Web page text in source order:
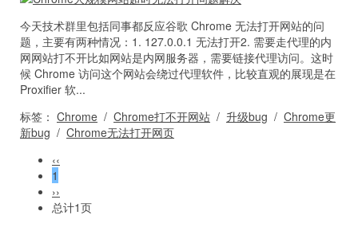
今天技术群里包括同事都反应谷歌 Chrome 无法打开网站的问
题，主要有两种情况：1. 127.0.0.1 无法打开2. 需要走代理的内
网网站打不开比如网站是内网服务器，需要链接代理访问。这时
候 Chrome 访问这个网站会绕过代理软件，比较直观的展现是在
Proxifier 软...
标签： Chrome / Chrome打不开网站 / 升级bug / Chrome更
新bug / Chrome无法打开网页
‹‹
1
››
总计1页